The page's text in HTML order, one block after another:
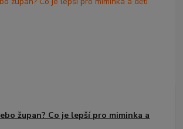
župan? Co je lepší pro miminka a